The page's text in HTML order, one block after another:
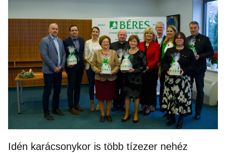
Idén karácsonykor is több tízezer nehéz